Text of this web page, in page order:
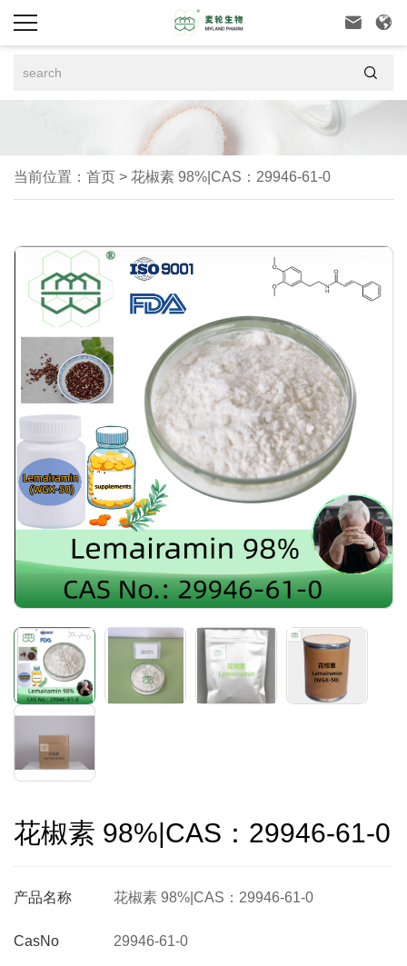
 

当前位置： 首页 > 花椒素 98%|CAS：29946-61-0
花椒素 98%|CAS：29946-61-0
产品名称
CasNo
花椒素 98%|CAS：29946-61-0
29946-61-0